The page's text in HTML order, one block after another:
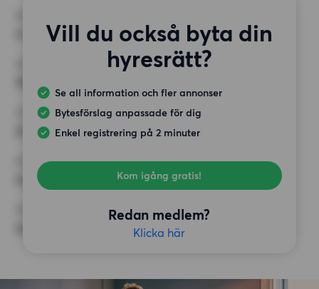
Vill du också byta din
hyresrätt?
Se all information och fler annonser
Bytesförslag anpassade för dig
Enkel registrering på 2 minuter
Kom igång gratis!
Redan medlem?
Klicka här
MINST ANTAL KVADRATMETER
HÖGSTA HYRA
22 000 kr
Inga speciella krav
ÖVRIGA PREFERENSER
Inga speciella preferenser